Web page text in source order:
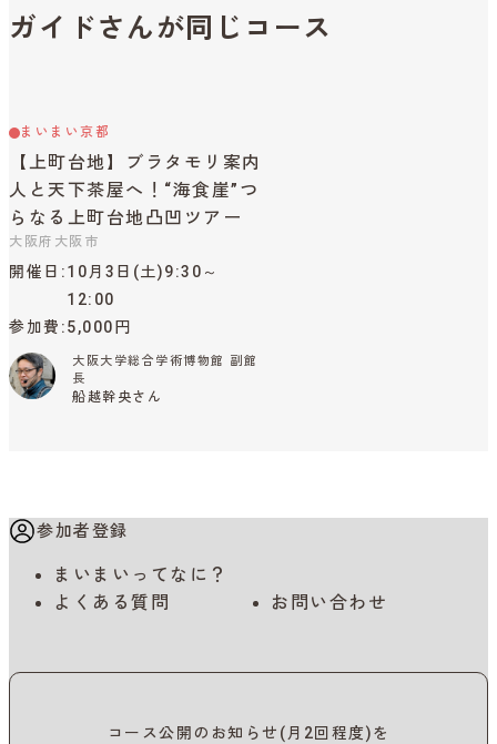
ガイドさんが同じコース
まいまい京都
【上町台地】ブラタモリ案内
人と天下茶屋へ！“海食崖”つ
らなる上町台地凸凹ツアー
大阪府大阪市
開催日
10月3日(土)9:30～
12:00
参加費 5,000円
大阪大学総合学術博物館 副館
長
船越幹央さん
参加者登録
まいまいってなに？
よくある質問
お問い合わせ
コース公開のお知らせ(月2回程度)を